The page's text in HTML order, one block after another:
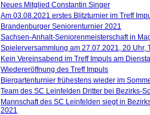
Neues Mitglied Constantin Singer
Am 03.08.2021 erstes Blitzturnier im Treff
Brandenburger Seniorenturnier 2021
Sachsen-Anhalt-Seniorenmeisterschaft in
Spielerversammlung am 27.07.2021, 20 Uhr,
Kein Vereinsabend im Treff Impuls am
Wiedereröffnung des Treff Impuls
Biergartenturnier frühestens wieder im
Team des SC Leinfelden Dritter bei Bezirks-
Mannschaft des SC Leinfelden siegt in
2021